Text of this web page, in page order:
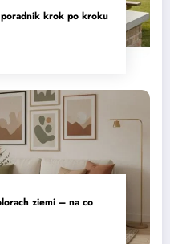
krok po kroku
ziemi – na co